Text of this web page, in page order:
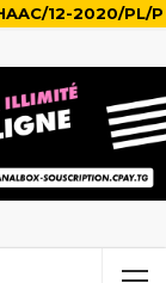
12-2020/PL/P